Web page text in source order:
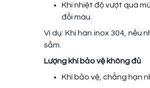
Khi nhiệt độ vượt quá
đổi màu.
Ví dụ: Khi hàn inox 304, nếu
sẫm.
Lượng khí bảo vệ không đủ
Khí bảo vệ, chẳng hạn